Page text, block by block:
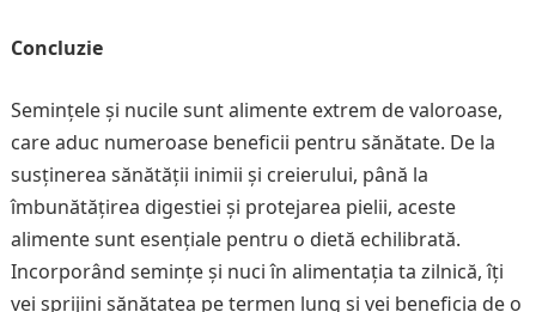
Concluzie
Semințele și nucile sunt alimente extrem de valoroase,
care aduc numeroase beneficii pentru sănătate. De la
susținerea sănătății inimii și creierului, până la
îmbunătățirea digestiei și protejarea pielii, aceste
alimente sunt esențiale pentru o dietă echilibrată.
Incorporând semințe și nuci în alimentația ta zilnică, îți
vei sprijini sănătatea pe termen lung și vei beneficia de o